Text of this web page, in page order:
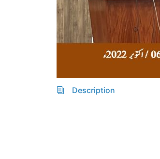
Description